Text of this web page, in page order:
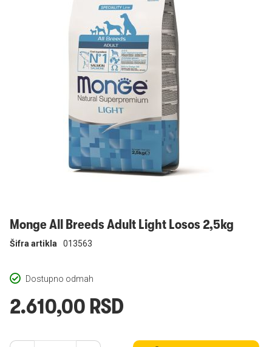
Monge All Breeds Adult Light Losos 2,5kg
Dostupno odmah
Šifra artikla 013563
2.610,00 RSD